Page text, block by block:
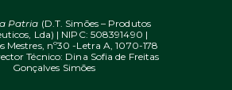
Patria (D.T. Simões – Produtos
Lda) | NIPC: 508391490 |
Mestres, nº30 -Letra A, 1070-178
Técnico: Dina Sofia de Freitas
Gonçalves Simões